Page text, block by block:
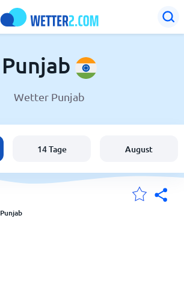
Punjab
Wetter Punjab
14 Tage August
Punjab